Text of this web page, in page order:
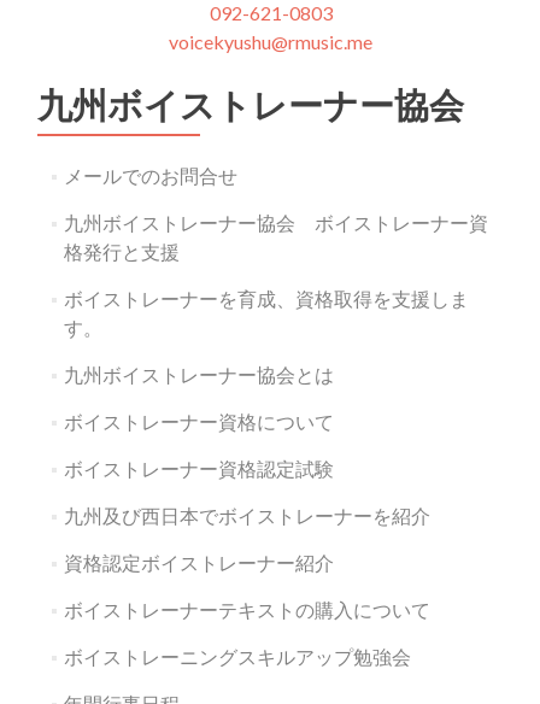
092-621-0803
voicekyushu@rmusic.me
九州ボイストレーナー協会
メールでのお問合せ
九州ボイストレーナー協会 ボイストレーナー資
格発行と支援
ボイストレーナーを育成、資格取得を支援しま
す。
九州ボイストレーナー協会とは
ボイストレーナー資格について
ボイストレーナー資格認定試験
九州及び西日本でボイストレーナーを紹介
資格認定ボイストレーナー紹介
ボイストレーナーテキストの購入について
ボイストレーニングスキルアップ勉強会